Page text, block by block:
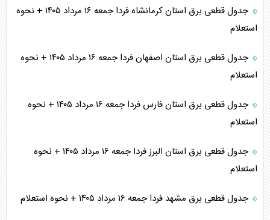
جدول قطعی برق استان کرمانشاه فردا جمعه ۱۶ مرداد ۱۴۰۵ + نحوه
استعلام
جدول قطعی برق استان اصفهان فردا جمعه ۱۶ مرداد ۱۴۰۵ + نحوه
استعلام
جدول قطعی برق استان فارس فردا جمعه ۱۶ مرداد ۱۴۰۵ + نحوه
استعلام
جدول قطعی برق استان البرز فردا جمعه ۱۶ مرداد ۱۴۰۵ + نحوه
استعلام
جدول قطعی برق مشهد فردا جمعه ۱۶ مرداد ۱۴۰۵ + نحوه استعلام